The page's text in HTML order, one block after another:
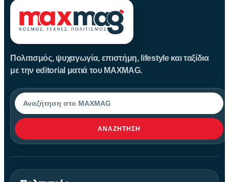
Πολιτισμός, ψυχαγωγία, επιστήμη, lifestyle και ταξίδια
με την editorial ματιά του MAXMAG.
Αναζήτηση
ΑΝΑΖΉΤΗΣΗ